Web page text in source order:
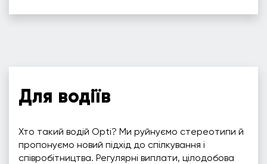
Для водіїв
Хто такий водій Opti? Ми руйнуємо стереотипи й
пропонуємо новий підхід до спілкування і
співробітництва. Регулярні виплати, цілодобова